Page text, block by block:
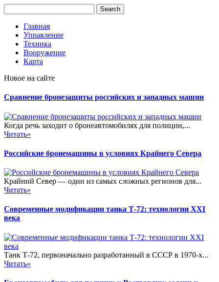
Главная
Управление
Техника
Вооружение
Карта
Новое на сайте
Сравнение бронезащиты российских и западных машин
Когда речь заходит о бронеавтомобилях для полиции,...
Читать»
Российские бронемашины в условиях Крайнего Севера
Крайний Север — один из самых сложных регионов для...
Читать»
Современные модификации танка Т-72: технологии XXI
века
Танк Т-72, первоначально разработанный в СССР в 1970-х...
Читать»